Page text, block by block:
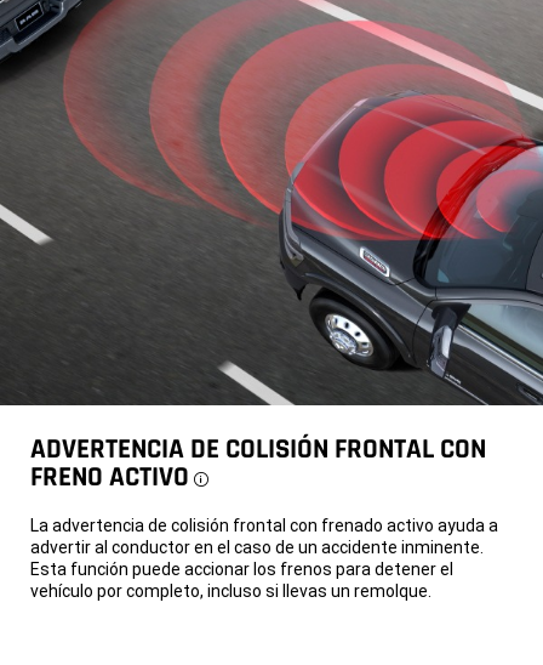
ADVERTENCIA DE COLISIÓN FRONTAL CON
FRENO ACTIVO Disclosure
La advertencia de colisión frontal con frenado activo ayuda a
advertir al conductor en el caso de un accidente inminente.
Esta función puede accionar los frenos para detener el
vehículo por completo, incluso si llevas un remolque.